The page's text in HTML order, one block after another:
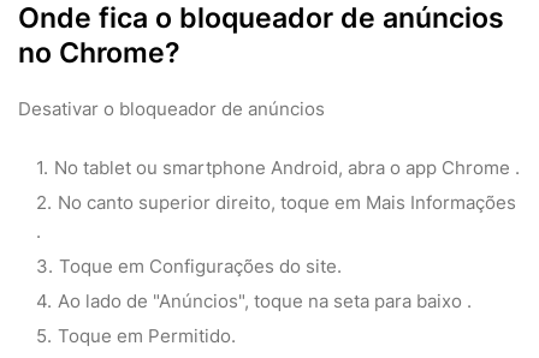
Onde fica o bloqueador de anúncios
no Chrome?
Desativar o bloqueador de anúncios
No tablet ou smartphone Android, abra o app Chrome .
No canto superior direito, toque em Mais Informações
.
Toque em Configurações do site.
Ao lado de "Anúncios", toque na seta para baixo .
Toque em Permitido.